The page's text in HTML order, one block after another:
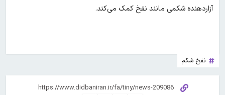
آزاردهنده شکمی مانند نفخ کمک می‌کند.
نفخ شکم